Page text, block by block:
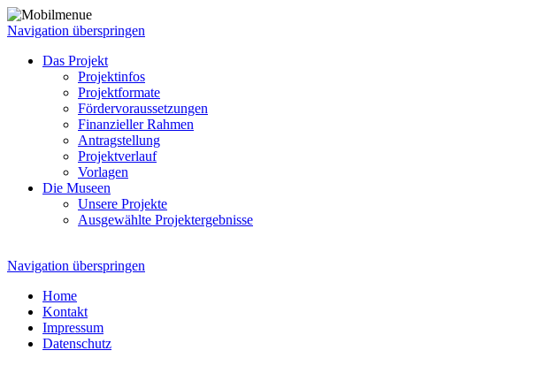
Navigation überspringen
Das Projekt
Projektinfos
Projektformate
Fördervoraussetzungen
Finanzieller Rahmen
Antragstellung
Projektverlauf
Vorlagen
Die Museen
Unsere Projekte
Ausgewählte Projektergebnisse
Navigation überspringen
Home
Kontakt
Impressum
Datenschutz